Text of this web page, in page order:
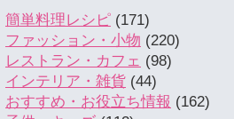
簡単料理レシピ (171)
ファッション・小物 (220)
レストラン・カフェ (98)
インテリア・雑貨 (44)
おすすめ・お役立ち情報 (162)